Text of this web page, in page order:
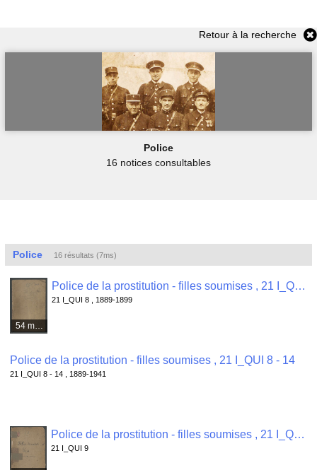
Retour à la recherche
Police
16 notices consultables
Police 16 résultats (7ms)
Police de la prostitution - filles soumises , 21 I_QUI 8
21 I_QUI 8 , 1889-1899
Police de la prostitution - filles soumises , 21 I_QUI 8 - 14
21 I_QUI 8 - 14 , 1889-1941
Police de la prostitution - filles soumises , 21 I_QUI 9
21 I_QUI 9